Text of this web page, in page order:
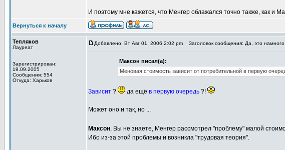
И поэтому мне кажется, что Менгер облажался точно также, как и
Вернуться к началу
Тепляков
Лауреат
Зарегистрирован:
19.09.2005
Сообщения: 554
Откуда: Харьков
Добавлено: Вт Авг 01, 2006 2:02 pm Заголовок сообщения: Да, это намного
Максон писал(а):
Меновая стоимость зависит от потребительной в первую
Зависит ? да ещё в первую очередь ?!
Может оно и так, но ...
Максон, Вы не знаете, Менгер рассмотрел "проблему" малой
Ибо из-за этой проблемы и возникла "трудовая теория".